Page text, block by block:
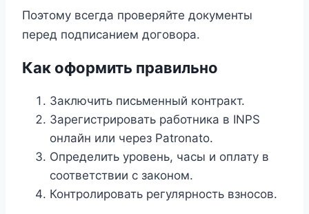
Поэтому всегда проверяйте документы
перед подписанием договора.
Как оформить правильно
Заключить письменный контракт.
Зарегистрировать работника в INPS
онлайн или через Patronato.
Определить уровень, часы и оплату в
соответствии с законом.
Контролировать регулярность взносов.